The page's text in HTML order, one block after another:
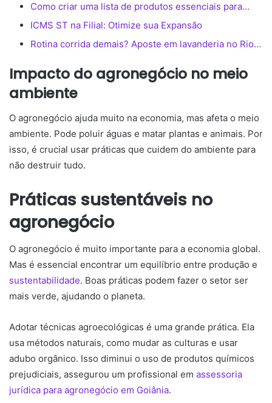
Como criar uma lista de produtos essenciais para…
ICMS ST na Filial: Otimize sua Expansão
Rotina corrida demais? Aposte em lavanderia no Rio…
Impacto do agronegócio no meio
ambiente
O agronegócio ajuda muito na economia, mas afeta o meio
ambiente. Pode poluir águas e matar plantas e animais. Por
isso, é crucial usar práticas que cuidem do ambiente para
não destruir tudo.
Práticas sustentáveis no
agronegócio
O agronegócio é muito importante para a economia global.
Mas é essencial encontrar um equilíbrio entre produção e
sustentabilidade. Boas práticas podem fazer o setor ser
mais verde, ajudando o planeta.
Adotar técnicas agroecológicas é uma grande prática. Ela
usa métodos naturais, como mudar as culturas e usar
adubo orgânico. Isso diminui o uso de produtos químicos
prejudiciais, assegurou um profissional em assessoria
jurídica para agronegócio em Goiânia.